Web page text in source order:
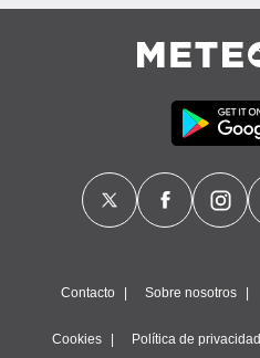
Contacto Sobre nosotros
Cookies Política de privacidad